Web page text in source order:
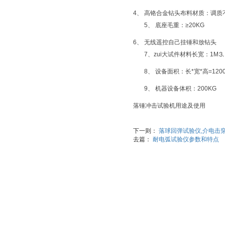
4、 高铬合金钻头布料材质：调
5、 底座毛重：≥20KG
6、 无线遥控自己挂锤和放钻头
7、zui大试件材料长宽：1M⒊
8、 设备面积：长*宽*高
9、 机器设备体积：200KG
落锤冲击试验机用途及使用
下一则： 落球回弹试验仪,介电击
去篇： 耐电弧试验仪参数和特点